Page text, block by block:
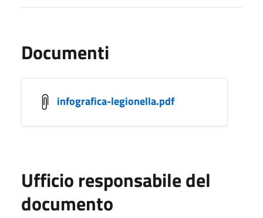
Documenti
infografica-legionella.pdf
Ufficio responsabile del
documento